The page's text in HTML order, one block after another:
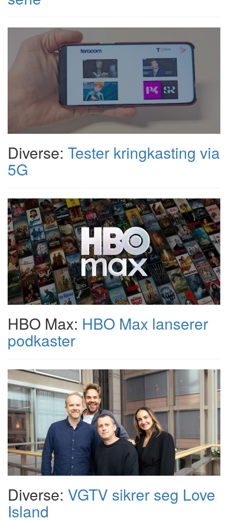
Diverse: Tester kringkasting via
5G
HBO Max: HBO Max lanserer
podkaster
Diverse: VGTV sikrer seg Love
Island